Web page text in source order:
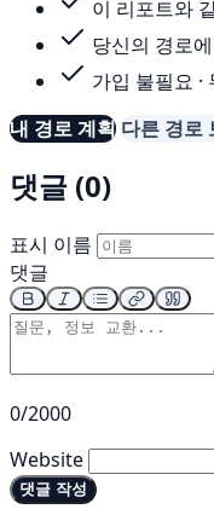
이 리포트와
당신의 경로
가입 불필요 ·
내 경로 계획 다른 경로
댓글 (0)
표시 이름
댓글
0/2000
Website
댓글 작성